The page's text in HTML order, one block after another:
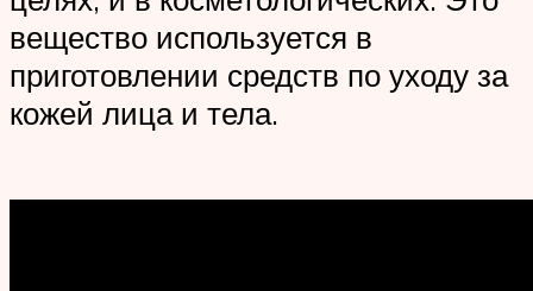
вещество используется в
приготовлении средств по уходу за
кожей лица и тела.